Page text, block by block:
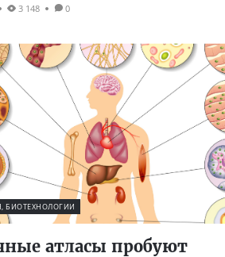
3 148 0
БИОТЕХНОЛОГИИ
атласы пробуют